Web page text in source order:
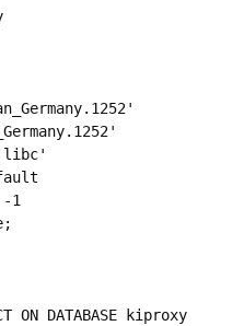
ON DATABASE kiproxy